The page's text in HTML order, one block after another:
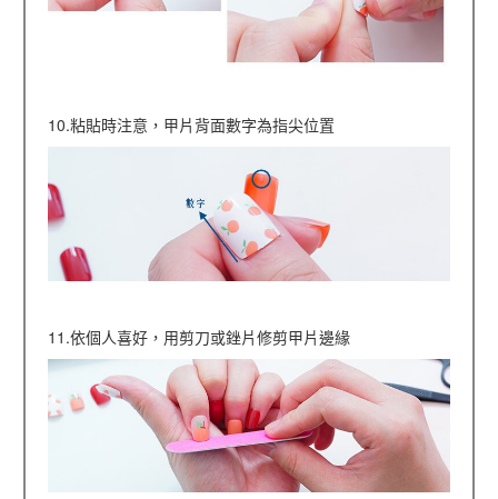
10.粘貼時注意，甲片背面數字為指尖位置
11.依個人喜好，用剪刀或銼片修剪甲片邊緣